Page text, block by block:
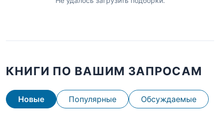
КНИГИ ПО ВАШИМ ЗАПРОСАМ
Новые Популярные Обсуждаемые